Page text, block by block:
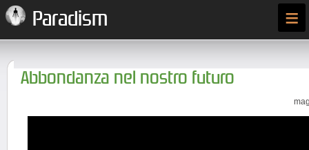
Paradism ≡
Abbondanza nel nostro futuro